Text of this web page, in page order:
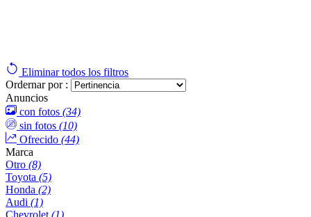
Eliminar todos los filtros
Ordernar por :
Anuncios
con fotos (34)
sin fotos (10)
Ofrecido (44)
Marca
Otro (8)
Toyota (5)
Honda (2)
Audi (1)
Chevrolet (1)